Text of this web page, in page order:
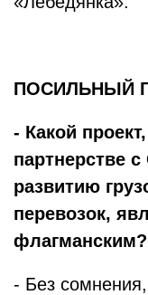
ПОСИЛЬНЫЙ
- Какой
партнерстве
развитию
перевозок,
флагманским?
- Без сомнения,